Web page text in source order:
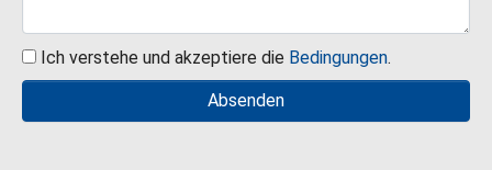
Ich verstehe und akzeptiere die Bedingungen.